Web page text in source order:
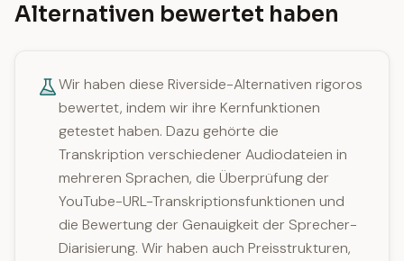
Alternativen bewertet haben
Wir haben diese Riverside-Alternativen rigoros
bewertet, indem wir ihre Kernfunktionen
getestet haben. Dazu gehörte die
Transkription verschiedener Audiodateien in
mehreren Sprachen, die Überprüfung der
YouTube-URL-Transkriptionsfunktionen und
die Bewertung der Genauigkeit der Sprecher-
Diarisierung. Wir haben auch Preisstrukturen,